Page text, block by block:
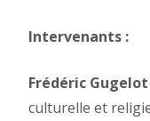
Intervenants :
Frédéric Gugelot
culturelle et